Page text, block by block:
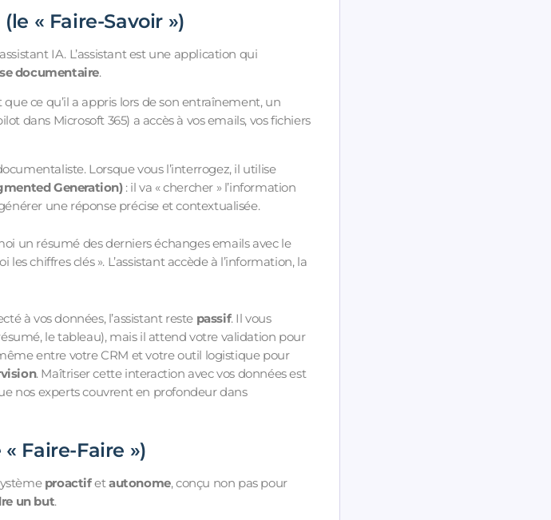
« Faire-Savoir »)
IA. L’assistant est une application qui
documentaire.
ce qu’il a appris lors de son entraînement, un
dans Microsoft 365) a accès à vos emails, vos fichiers
Lorsque vous l’interrogez, il utilise
Generation): il va « chercher » l’information
une réponse précise et contextualisée.
un résumé des derniers échanges emails avec le
chiffres clés ». L’assistant accède à l’information, la
à vos données, l’assistant reste passif. Il vous
le tableau), mais il attend votre validation pour
entre votre CRM et votre outil logistique pour
. Maîtriser cette interaction avec vos données est
nos experts couvrent en profondeur dans
Faire-Faire »)
proactifetautonome, conçu non pas pour
un but.